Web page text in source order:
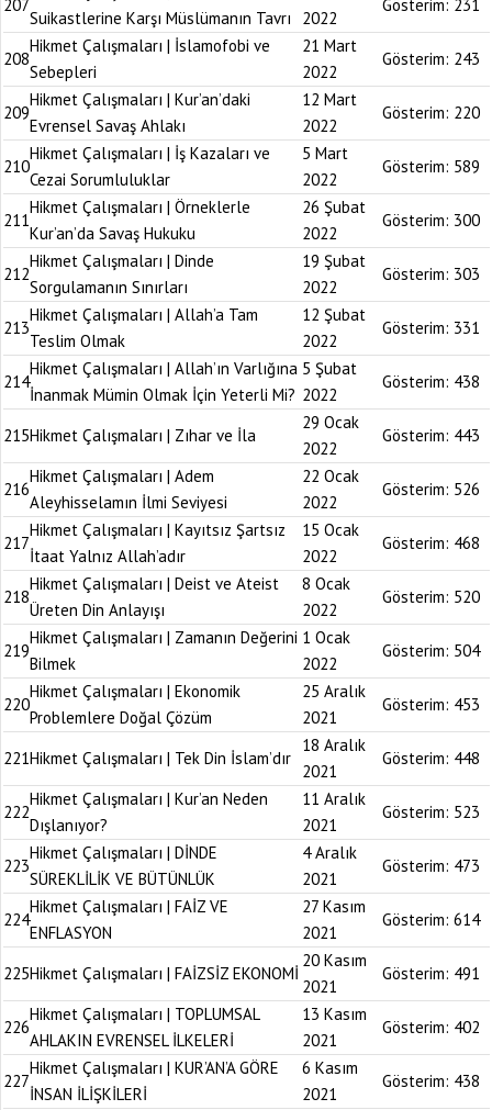
207
Suikastlerine Karşı Müslümanın Tavrı
2022
Gösterim: 231
208
Hikmet Çalışmaları | İslamofobi ve
Sebepleri
21 Mart
2022
Gösterim: 243
209
Hikmet Çalışmaları | Kur’an’daki
Evrensel Savaş Ahlakı
12 Mart
2022
Gösterim: 220
210
Hikmet Çalışmaları | İş Kazaları ve
Cezai Sorumluluklar
5 Mart
2022
Gösterim: 589
211
Hikmet Çalışmaları | Örneklerle
Kur’an’da Savaş Hukuku
26 Şubat
2022
Gösterim: 300
212
Hikmet Çalışmaları | Dinde
Sorgulamanın Sınırları
19 Şubat
2022
Gösterim: 303
213
Hikmet Çalışmaları | Allah’a Tam
Teslim Olmak
12 Şubat
2022
Gösterim: 331
214
Hikmet Çalışmaları | Allah’ın Varlığına
İnanmak Mümin Olmak İçin Yeterli Mi?
5 Şubat
2022
Gösterim: 438
215Hikmet Çalışmaları | Zıhar ve İla
29 Ocak
2022
Gösterim: 443
216
Hikmet Çalışmaları | Adem
Aleyhisselamın İlmi Seviyesi
22 Ocak
2022
Gösterim: 526
217
Hikmet Çalışmaları | Kayıtsız Şartsız
İtaat Yalnız Allah’adır
15 Ocak
2022
Gösterim: 468
218
Hikmet Çalışmaları | Deist ve Ateist
Üreten Din Anlayışı
8 Ocak
2022
Gösterim: 520
219
Hikmet Çalışmaları | Zamanın Değerini
Bilmek
1 Ocak
2022
Gösterim: 504
220
Hikmet Çalışmaları | Ekonomik
Problemlere Doğal Çözüm
25 Aralık
2021
Gösterim: 453
221Hikmet Çalışmaları | Tek Din İslam’dır
18 Aralık
2021
Gösterim: 448
222
Hikmet Çalışmaları | Kur’an Neden
Dışlanıyor?
11 Aralık
2021
Gösterim: 523
223
Hikmet Çalışmaları | DİNDE
SÜREKLİLİK VE BÜTÜNLÜK
4 Aralık
2021
Gösterim: 473
224
Hikmet Çalışmaları | FAİZ VE
ENFLASYON
27 Kasım
2021
Gösterim: 614
225Hikmet Çalışmaları | FAİZSİZ EKONOMİ
20 Kasım
2021
Gösterim: 491
226
Hikmet Çalışmaları | TOPLUMSAL
AHLAKIN EVRENSEL İLKELERİ
13 Kasım
2021
Gösterim: 402
227
Hikmet Çalışmaları | KUR’AN’A GÖRE
İNSAN İLİŞKİLERİ
6 Kasım
2021
Gösterim: 438